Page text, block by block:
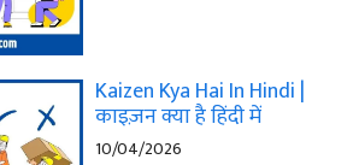
Kaizen Kya Hai In Hindi |
काइज़न क्या है हिंदी में
10/04/2026